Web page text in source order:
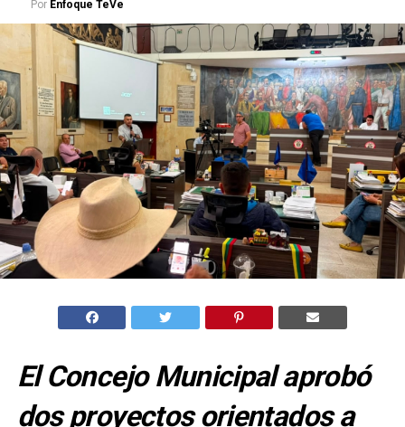
Por Enfoque TeVe
El Concejo Municipal aprobó
dos proyectos orientados a